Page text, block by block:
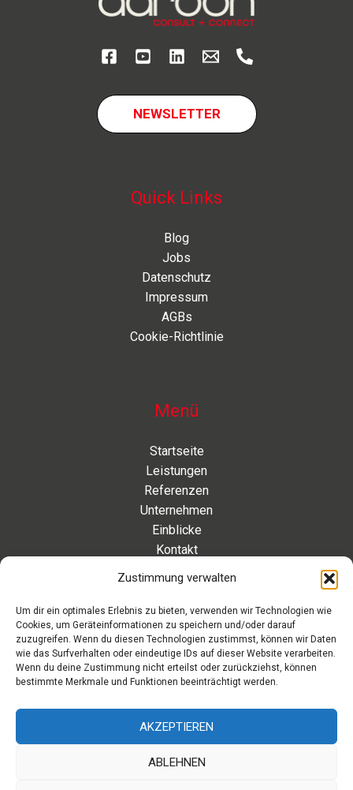
Zustimmung verwalten
Um dir ein optimales Erlebnis zu bieten, verwenden wir Technologien wie
Cookies, um Geräteinformationen zu speichern und/oder darauf
zuzugreifen. Wenn du diesen Technologien zustimmst, können wir Daten
wie das Surfverhalten oder eindeutige IDs auf dieser Website verarbeiten.
Wenn du deine Zustimmung nicht erteilst oder zurückziehst, können
bestimmte Merkmale und Funktionen beeinträchtigt werden.
AKZEPTIEREN
ABLEHNEN
NEWSLETTER
Quick Links
Blog
Jobs
Datenschutz
Impressum
AGBs
Cookie-Richtlinie
Menü
Startseite
Leistungen
Referenzen
Unternehmen
Einblicke
Kontakt
Eleonorenstraße 20 | 30449 Hannover Deutschland
Telefon: +49 511 89 880 494
Telefax: +49 511 89 880 495
info[at]aaroon.de